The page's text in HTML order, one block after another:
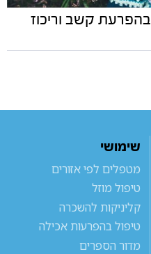
בהפרעת קשב וריכוז
שימושי
מטפלים לפי אזורים
טיפול מוזל
קליניקות להשכרה
טיפול בהפרעות אכילה
מדור הספרים